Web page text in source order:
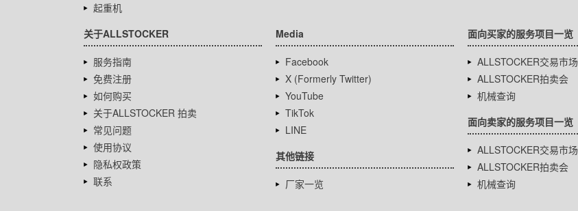
起重机
关于ALLSTOCKER
服务指南
免费注册
如何购买
关于ALLSTOCKER 拍卖
常见问题
使用协议
隐私权政策
联系
Media
Facebook
X (Formerly Twitter)
YouTube
TikTok
LINE
其他链接
厂家一览
面向买家的服务项目一览
ALLSTOCKER交易市场
ALLSTOCKER拍卖会
机械查询
面向卖家的服务项目一览
ALLSTOCKER交易市场
ALLSTOCKER拍卖会
机械查询